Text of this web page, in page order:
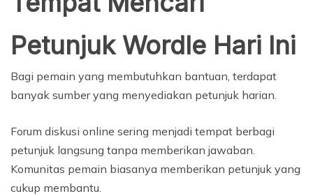
Petunjuk Wordle Hari Ini
Bagi pemain yang membutuhkan bantuan, terdapat
banyak sumber yang menyediakan petunjuk harian.
Forum diskusi online sering menjadi tempat berbagi
petunjuk langsung tanpa memberikan jawaban.
Komunitas pemain biasanya memberikan petunjuk yang
cukup membantu.